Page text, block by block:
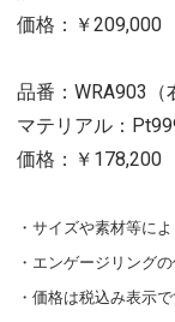
価格：￥
品番：WRA903（
マテリアル：
価格：￥
・サイズや素材等に
・エンゲージリング
・価格は税込み表示で